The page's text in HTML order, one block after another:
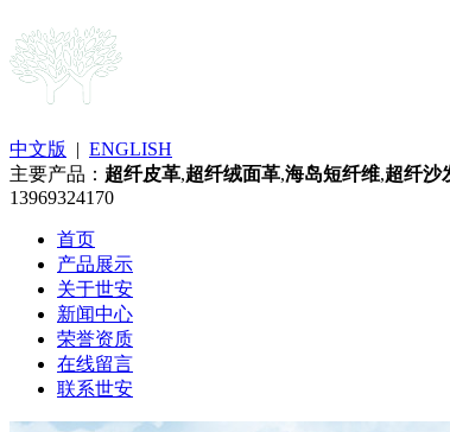
中文版 | ENGLISH
主要产品： 超纤皮革,超纤绒面革,海岛短纤维,超纤沙
13969324170
首页
产品展示
关于世安
新闻中心
荣誉资质
在线留言
联系世安